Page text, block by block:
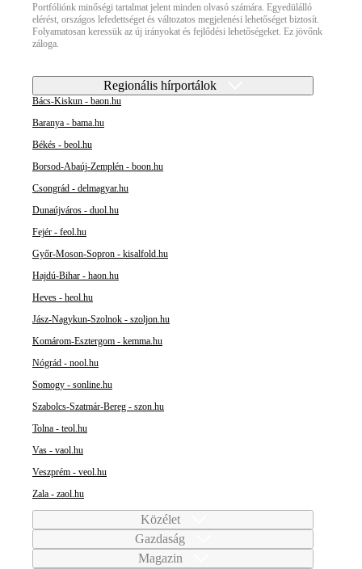
Portfóliónk minőségi tartalmat jelent minden olvasó számára. Egyedülálló
elérést, országos lefedettséget és változatos megjelenési lehetőséget biztosít.
Folyamatosan keressük az új irányokat és fejlődési lehetőségeket. Ez jövőnk
záloga.
Regionális hírportálok
Bács-Kiskun - baon.hu
Baranya - bama.hu
Békés - beol.hu
Borsod-Abaúj-Zemplén - boon.hu
Csongrád - delmagyar.hu
Dunaújváros - duol.hu
Fejér - feol.hu
Győr-Moson-Sopron - kisalfold.hu
Hajdú-Bihar - haon.hu
Heves - heol.hu
Jász-Nagykun-Szolnok - szoljon.hu
Komárom-Esztergom - kemma.hu
Nógrád - nool.hu
Somogy - sonline.hu
Szabolcs-Szatmár-Bereg - szon.hu
Tolna - teol.hu
Vas - vaol.hu
Veszprém - veol.hu
Zala - zaol.hu
Közélet
Gazdaság
Magazin